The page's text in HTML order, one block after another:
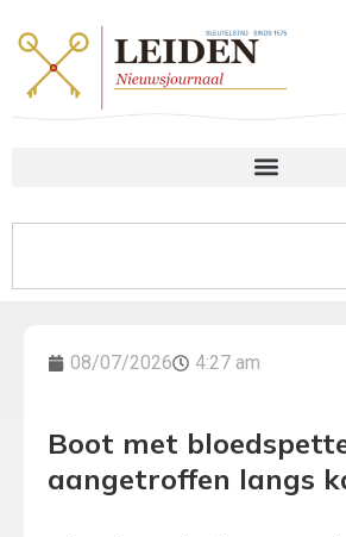
08/07/2026 4:27 am
Boot met
aangetroffen langs